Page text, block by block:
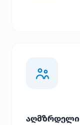
აღმზრდელი